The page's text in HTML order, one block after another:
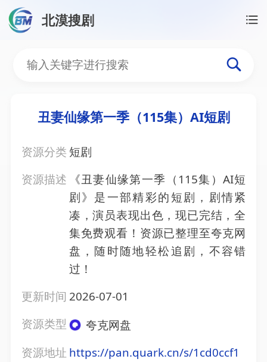
北漠搜剧
丑妻仙缘第一季（115集
丑妻仙缘第一季（115集）AI短剧
资源分类 短剧
资源描述
《丑妻仙缘第一季（115集）AI短
剧》是一部精彩的短剧，剧情紧
凑，演员表现出色，现已完结，全
集免费观看！资源已整理至夸克网
盘，随时随地轻松追剧，不容错
过！
更新时间 2026-07-01
资源类型
夸克网盘
资源地址 https://pan.quark.cn/s/1cd0ccf1